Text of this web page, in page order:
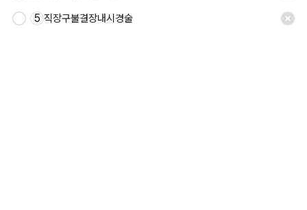
5 직장구불결장내시경술